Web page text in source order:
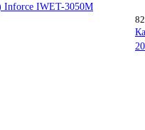
IWET-3050M